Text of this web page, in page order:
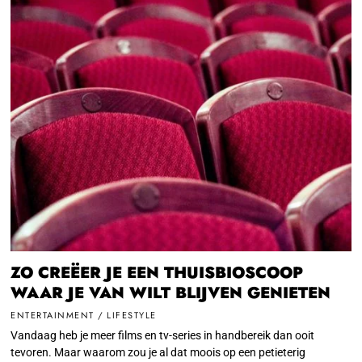
ZO CREËER JE EEN THUISBIOSCOOP
WAAR JE VAN WILT BLIJVEN GENIETEN
ENTERTAINMENT / LIFESTYLE
Vandaag heb je meer films en tv-series in handbereik dan ooit
tevoren. Maar waarom zou je al dat moois op een petieterig